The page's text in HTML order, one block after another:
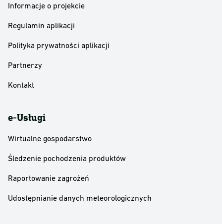
Informacje o projekcie
Regulamin aplikacji
Polityka prywatności aplikacji
Partnerzy
Kontakt
e-Usługi
Wirtualne gospodarstwo
Śledzenie pochodzenia produktów
Raportowanie zagrożeń
Udostępnianie danych meteorologicznych